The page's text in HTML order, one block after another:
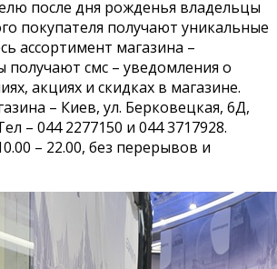
после дня рожденья владельцы
покупателя получают уникальные
ассортимент магазина –
получают смс – уведомления о
акциях и скидках в магазине.
– Киев, ул. Берковецкая, 6Д,
– 044 2277150 и 044 3717928.
– 22.00, без перерывов и